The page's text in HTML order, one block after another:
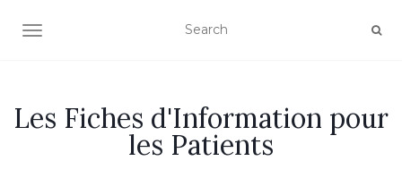
OUVRIR/FERMER LA NAVIGATION
Les Fiches d'Information pour
les Patients